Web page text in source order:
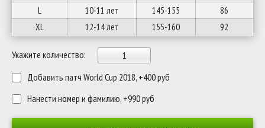
L
10-11 лет 145-155
86
XL
12-14 лет 155-160 92
Укажите количество:
Добавить патч World Cup 2018, +400 руб
Нанести номер и фамилию, +990 руб